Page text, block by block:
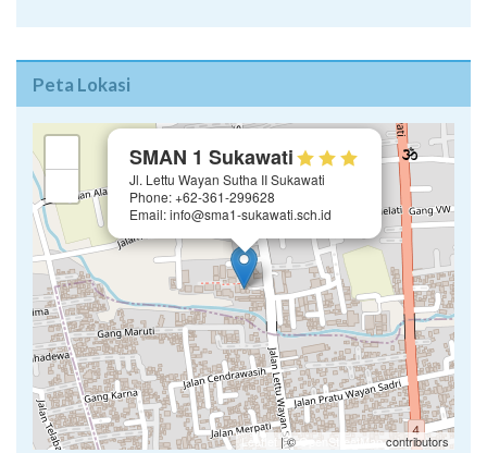
Peta Lokasi
SMAN 1 Sukawati
Jl. Lettu Wayan Sutha II Sukawati
Phone: +62-361-299628
Email: info@sma1-sukawati.sch.id
Leaflet | ©OpenStreetMap contributors